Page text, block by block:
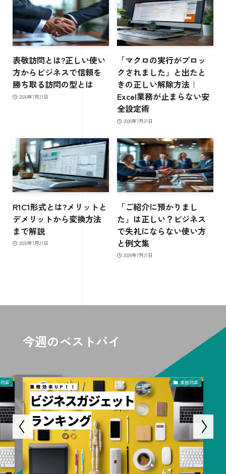
表敬訪問とは?正しい使い
方からビジネスで信頼を
勝ち取る訪問の型とは
2026年7月21日
「マクロの実行がブロッ
クされました」と出たと
きの正しい解除方法｜
Excel業務が止まらない安
全設定術
2026年7月21日
R1C1形式とは?メリットと
デメリットから変換方法
まで解説
2026年7月21日
「ご紹介に預かりまし
た」は正しい？ビジネス
で失礼にならない使い方
と例文集
2026年7月21日
今週のベストバイ
率 業務効率